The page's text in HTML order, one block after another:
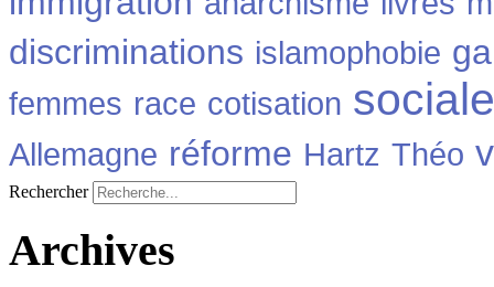
discriminations islamophobie
femmes race cotisation sociale
Allemagne réforme Hartz Théo
Rechercher
Archives